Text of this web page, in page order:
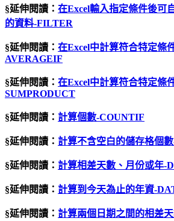
§延伸閱讀： 在Excel輸入指定條件後可
的資料-FILTER
§延伸閱讀： 在Excel中計算符合特定條
AVERAGEIF
§延伸閱讀： 在Excel中計算符合特定條
SUMPRODUCT
§延伸閱讀： 計算個數-COUNTIF
§延伸閱讀： 計算不含空白的儲存格個
§延伸閱讀： 計算相差天數、月份或年-
§延伸閱讀： 計算到今天為止的年資-
§延伸閱讀： 計算兩個日期之間的相差